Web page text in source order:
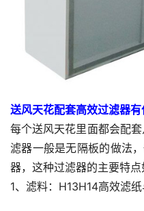
送风天花配套高效过滤器有
每个送风天花里面都会配
滤器一般是无隔板的做法
器，这种过滤器的主要特点
1、滤料：H13H14高效滤